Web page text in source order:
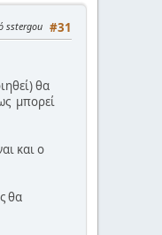
#31
sstergou
θα
μπορεί
και ο
θα